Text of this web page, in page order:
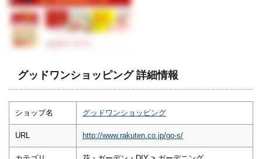
グッドワンショッピング 詳細情報
ショップ名 グッドワンショッピング
URL http://www.rakuten.co.jp/go-s/